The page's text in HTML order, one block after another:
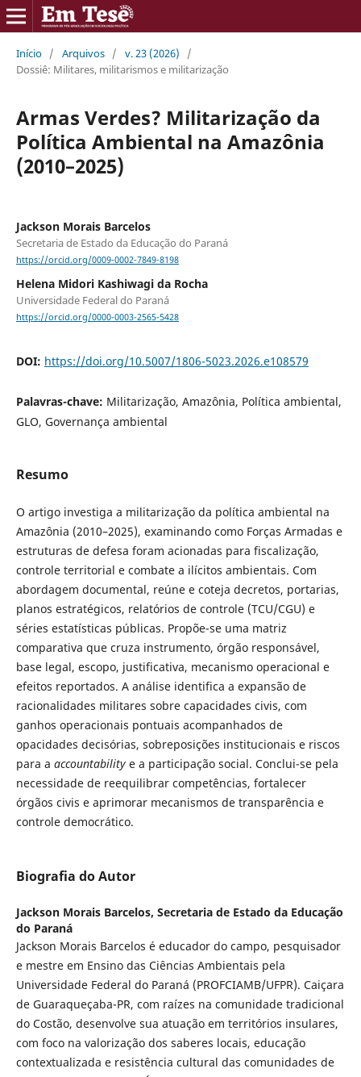
Início / Arquivos / v. 23 (2026)
/
Dossiê: Militares, militarismos e militarização
Armas Verdes? Militarização da
Política Ambiental na Amazônia
(2010–2025)
Jackson Morais Barcelos
Secretaria de Estado da Educação do Paraná
https://orcid.org/0009-0002-7849-8198
Helena Midori Kashiwagi da Rocha
Universidade Federal do Paraná
https://orcid.org/0000-0003-2565-5428
DOI: https://doi.org/10.5007/1806-5023.2026.e108579
Palavras-chave: Militarização, Amazônia, Política ambiental,
GLO, Governança ambiental
Resumo
O artigo investiga a militarização da política ambiental na
Amazônia (2010–2025), examinando como Forças Armadas e
estruturas de defesa foram acionadas para fiscalização,
controle territorial e combate a ilícitos ambientais. Com
abordagem documental, reúne e coteja decretos, portarias,
planos estratégicos, relatórios de controle (TCU/CGU) e
séries estatísticas públicas. Propõe-se uma matriz
comparativa que cruza instrumento, órgão responsável,
base legal, escopo, justificativa, mecanismo operacional e
efeitos reportados. A análise identifica a expansão de
racionalidades militares sobre capacidades civis, com
ganhos operacionais pontuais acompanhados de
opacidades decisórias, sobreposições institucionais e riscos
para a accountabilitye a participação social. Conclui-se pela
necessidade de reequilibrar competências, fortalecer
órgãos civis e aprimorar mecanismos de transparência e
controle democrático.
Biografia do Autor
Jackson Morais Barcelos, Secretaria de Estado da Educação
do Paraná
Jackson Morais Barcelos é educador do campo, pesquisador
e mestre em Ensino das Ciências Ambientais pela
Universidade Federal do Paraná (PROFCIAMB/UFPR). Caiçara
de Guaraqueçaba-PR, com raízes na comunidade tradicional
do Costão, desenvolve sua atuação em territórios insulares,
com foco na valorização dos saberes locais, educação
contextualizada e resistência cultural das comunidades de